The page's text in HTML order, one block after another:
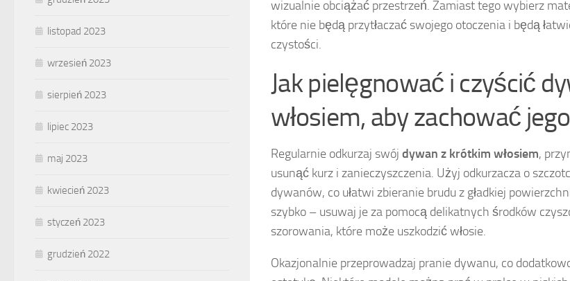
wizualnie obciążać przestrzeń. Zamiast tego wybierz
które nie będą przytłaczać swojego otoczenia i będą
czystości.
Jak pielęgnować i czyścić
włosiem, aby zachować
Regularnie odkurzaj swój dywan z krótkim włosiem,
usunąć kurz i zanieczyszczenia. Użyj odkurzacza o
dywanów, co ułatwi zbieranie brudu z gładkiej
szybko – usuwaj je za pomocą delikatnych środków
szorowania, które może uszkodzić włosie.
Okazjonalnie przeprowadzaj pranie dywanu, co
listopad 2023
wrzesień 2023
sierpień 2023
lipiec 2023
maj 2023
kwiecień 2023
styczeń 2023
grudzień 2022